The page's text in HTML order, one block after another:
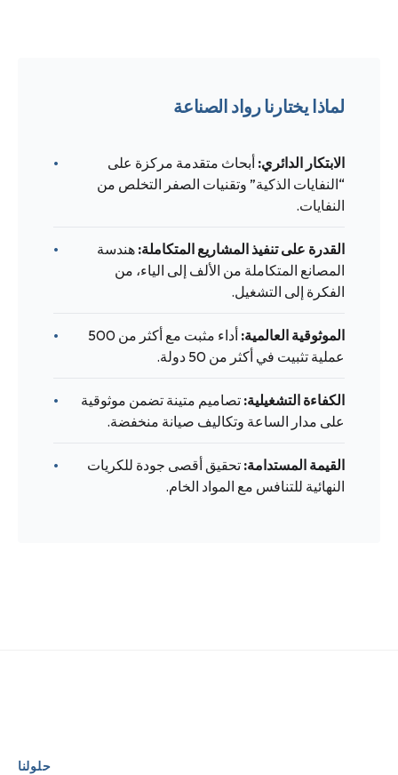
لماذا يختارنا رواد الصناعة
الابتكار الدائري: أبحاث متقدمة مركزة على
“النفايات الذكية” وتقنيات الصفر التخلص من
النفايات.
القدرة على تنفيذ المشاريع المتكاملة: هندسة
المصانع المتكاملة من الألف إلى الياء، من
الفكرة إلى التشغيل.
الموثوقية العالمية:
أداء مثبت مع أكثر من 500
عملية تثبيت في أكثر من 50 دولة.
الكفاءة التشغيلية: تصاميم متينة تضمن موثوقية
على مدار الساعة وتكاليف صيانة منخفضة.
القيمة المستدامة: تحقيق أقصى جودة للكريات
النهائية للتنافس مع المواد الخام.
حلولنا